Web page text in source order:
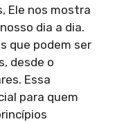
Ele nos mostra
dia a dia.
que podem ser
desde o
Essa
para quem